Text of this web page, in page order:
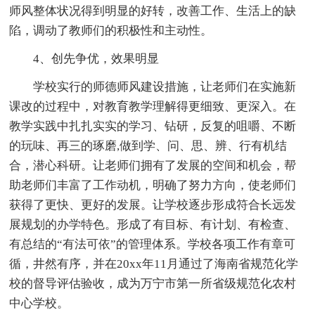
师风整体状况得到明显的好转，改善工作、生活上的缺
陷，调动了教师们的积极性和主动性。
4、创先争优，效果明显
学校实行的师德师风建设措施，让老师们在实施新
课改的过程中，对教育教学理解得更细致、更深入。在
教学实践中扎扎实实的学习、钻研，反复的咀嚼、不断
的玩味、再三的琢磨,做到学、问、思、辨、行有机结
合，潜心科研。让老师们拥有了发展的空间和机会，帮
助老师们丰富了工作动机，明确了努力方向，使老师们
获得了更快、更好的发展。让学校逐步形成符合长远发
展规划的办学特色。形成了有目标、有计划、有检查、
有总结的“有法可依”的管理体系。学校各项工作有章可
循，井然有序，并在20xx年11月通过了海南省规范化学
校的督导评估验收，成为万宁市第一所省级规范化农村
中心学校。